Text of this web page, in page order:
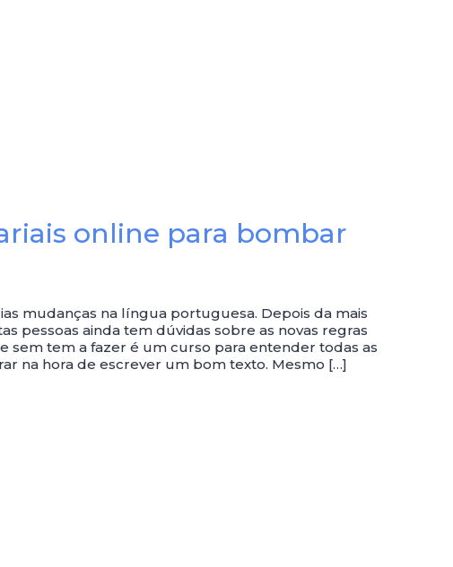
online para bombar
mudanças na língua portuguesa. Depois da mais
pessoas ainda tem dúvidas sobre as novas regras
sem tem a fazer é um curso para entender todas as
na hora de escrever um bom texto. Mesmo […]